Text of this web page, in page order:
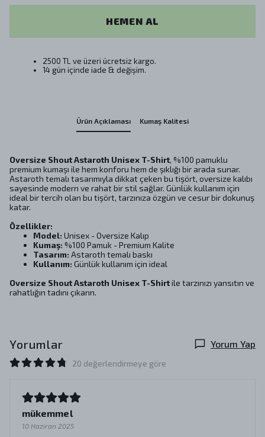
HEMEN AL
2500 TL ve üzeri ücretsiz kargo.
14 gün içinde iade & değişim.
Ürün Açıklaması Kumaş Kalitesi
Oversize Shout Astaroth Unisex T-Shirt, %100 pamuklu
premium kumaşı ile hem konforu hem de şıklığı bir arada sunar.
Astaroth temalı tasarımıyla dikkat çeken bu tişört, oversize kalıbı
sayesinde modern ve rahat bir stil sağlar. Günlük kullanım için
ideal bir tercih olan bu tişört, tarzınıza özgün ve cesur bir dokunuş
katar.
Özellikler:
Model: Unisex - Oversize Kalıp
Kumaş: %100 Pamuk - Premium Kalite
Tasarım: Astaroth temalı baskı
Kullanım: Günlük kullanım için ideal
Oversize Shout Astaroth Unisex T-Shirtile tarzınızı yansıtın ve
rahatlığın tadını çıkarın.
Yorumlar Yorum Yap
20 değerlendirmeye göre
mükemmel
10 Haziran 2025